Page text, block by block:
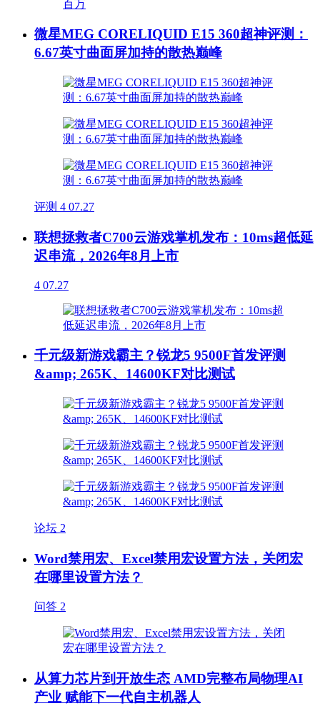
微星MEG CORELIQUID E15 360超神评测：
6.67英寸曲面屏加持的散热巅峰
评测 4 07.27
联想拯救者C700云游戏掌机发布：10ms超低延
迟串流，2026年8月上市
4 07.27
千元级新游戏霸主？锐龙5 9500F首发评测
&amp; 265K、14600KF对比测试
论坛 2
Word禁用宏、Excel禁用宏设置方法，关闭宏
在哪里设置方法？
问答 2
从算力芯片到开放生态 AMD完整布局物理AI
产业 赋能下一代自主机器人